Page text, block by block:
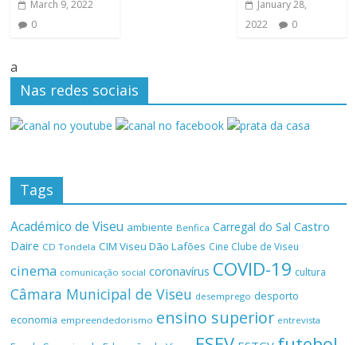
March 9, 2022
0
January 28,
2022
0
a
Nas redes sociais
Tags
Académico de Viseu ambiente Benfica Carregal do Sal Castro
Daire CD Tondela CIM Viseu Dão Lafões Cine Clube de Viseu
cinema comunicação social coronavírus COVID-19 cultura
Câmara Municipal de Viseu desemprego desporto
economia empreendedorismo ensino superior entrevista